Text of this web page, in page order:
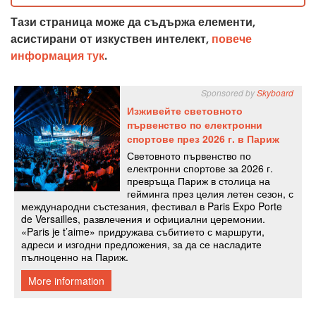
Тази страница може да съдържа елементи,
асистирани от изкуствен интелект, повече
информация тук.